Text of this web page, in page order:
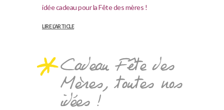
idée cadeau pour la Fête des mères !
LIRE L’ARTICLE
Cadeau Fête des
Mères, toutes nos
idées !